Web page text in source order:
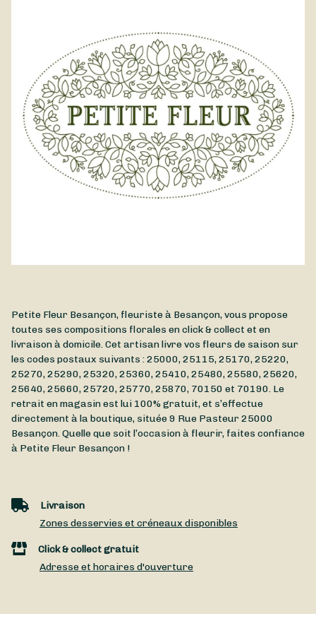
Mélange équilibré de fraîcheur et de vitalité, ce bouquet
apportera une touche lumineuse à tout intérieur. Pensé pour
accompagner le renouveau et l'énergie du mois de septembre,
il est aussi parfait pour faire plaisir ou marquer un nouveau
départ avec élégance. Livraison Besançon et alentours.
Petite Fleur Besançon, fleuriste à Besançon, vous propose
toutes ses compositions florales en click & collect et en
livraison à domicile. Cet artisan livre vos fleurs de saison sur
les codes postaux suivants : 25000, 25115, 25170, 25220,
25270, 25290, 25320, 25360, 25410, 25480, 25580, 25620,
25640, 25660, 25720, 25770, 25870, 70150 et 70190. Le
retrait en magasin est lui 100% gratuit, et s’effectue
directement à la boutique, située9 Rue Pasteur25000
Besançon. Quelle que soit l’occasion à fleurir, faites confiance
à Petite Fleur Besançon !
Livraison
Zones desservies et créneaux disponibles
Click & collect gratuit
Adresse et horaires d'ouverture